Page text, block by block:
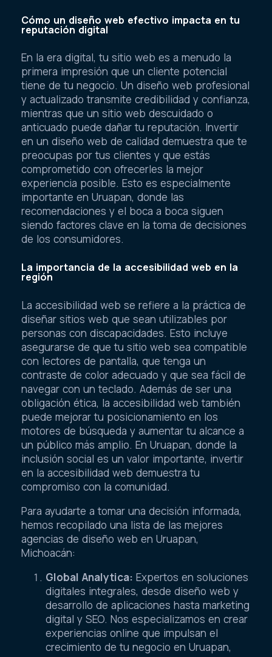
Cómo un diseño web efectivo impacta en tu
reputación digital
En la era digital, tu sitio web es a menudo la
primera impresión que un cliente potencial
tiene de tu negocio. Un diseño web profesional
y actualizado transmite credibilidad y confianza,
mientras que un sitio web descuidado o
anticuado puede dañar tu reputación. Invertir
en un diseño web de calidad demuestra que te
preocupas por tus clientes y que estás
comprometido con ofrecerles la mejor
experiencia posible. Esto es especialmente
importante en Uruapan, donde las
recomendaciones y el boca a boca siguen
siendo factores clave en la toma de decisiones
de los consumidores.
La importancia de la accesibilidad web en la
región
La accesibilidad web se refiere a la práctica de
diseñar sitios web que sean utilizables por
personas con discapacidades. Esto incluye
asegurarse de que tu sitio web sea compatible
con lectores de pantalla, que tenga un
contraste de color adecuado y que sea fácil de
navegar con un teclado. Además de ser una
obligación ética, la accesibilidad web también
puede mejorar tu posicionamiento en los
motores de búsqueda y aumentar tu alcance a
un público más amplio. En Uruapan, donde la
inclusión social es un valor importante, invertir
en la accesibilidad web demuestra tu
compromiso con la comunidad.
Para ayudarte a tomar una decisión informada,
hemos recopilado una lista de las mejores
agencias de diseño web en Uruapan,
Michoacán:
Global Analytica: Expertos en soluciones
digitales integrales, desde diseño web y
desarrollo de aplicaciones hasta marketing
digital y SEO. Nos especializamos en crear
experiencias online que impulsan el
crecimiento de tu negocio en Uruapan,